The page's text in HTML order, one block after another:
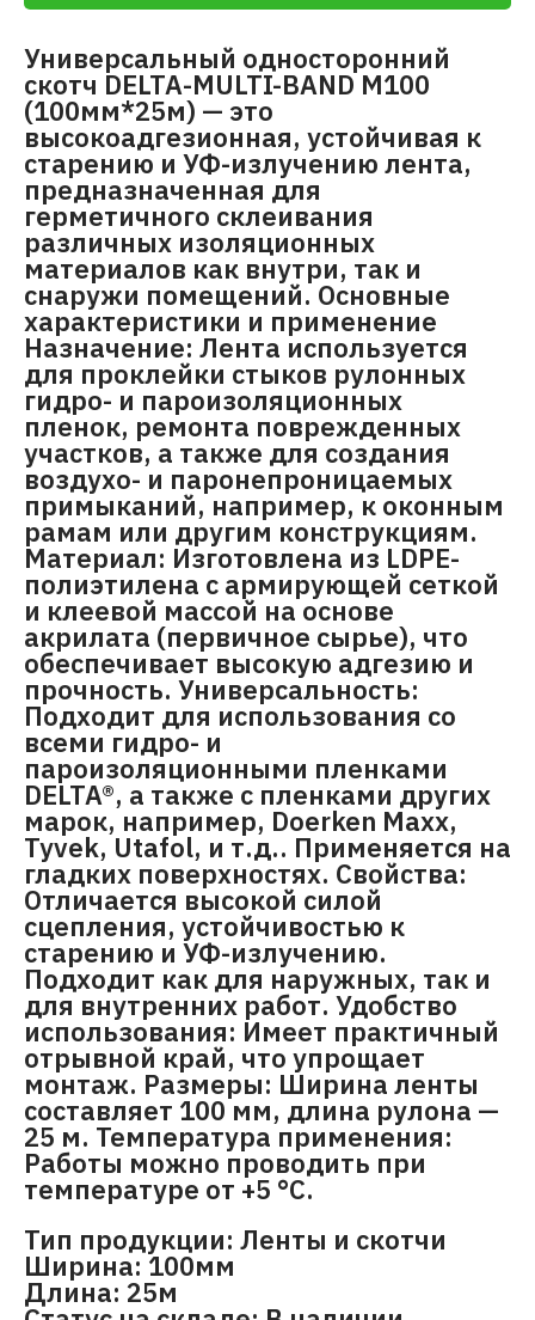
Универсальный односторонний
скотч DELTA-MULTI-BAND M100
(100мм*25м) — это
высокоадгезионная, устойчивая к
старению и УФ-излучению лента,
предназначенная для
герметичного склеивания
различных изоляционных
материалов как внутри, так и
снаружи помещений. Основные
характеристики и применение
Назначение: Лента используется
для проклейки стыков рулонных
гидро- и пароизоляционных
пленок, ремонта поврежденных
участков, а также для создания
воздухо- и паронепроницаемых
примыканий, например, к оконным
рамам или другим конструкциям.
Материал: Изготовлена из LDPE-
полиэтилена с армирующей сеткой
и клеевой массой на основе
акрилата (первичное сырье), что
обеспечивает высокую адгезию и
прочность. Универсальность:
Подходит для использования со
всеми гидро- и
пароизоляционными пленками
DELTA®, а также с пленками других
марок, например, Doerken Maxx,
Tyvek, Utafol, и т.д.. Применяется на
гладких поверхностях. Свойства:
Отличается высокой силой
сцепления, устойчивостью к
старению и УФ-излучению.
Подходит как для наружных, так и
для внутренних работ. Удобство
использования: Имеет практичный
отрывной край, что упрощает
монтаж. Размеры: Ширина ленты
составляет 100 мм, длина рулона —
25 м. Температура применения:
Работы можно проводить при
температуре от +5 °C.
Тип продукции: Ленты и скотчи
Ширина: 100мм
Длина: 25м